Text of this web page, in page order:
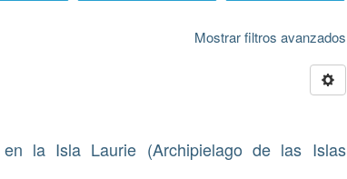
Mostrar filtros avanzados
la Isla Laurie (Archipielago de las Islas